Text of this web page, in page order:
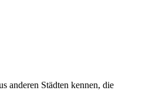
anderen Städten kennen, die